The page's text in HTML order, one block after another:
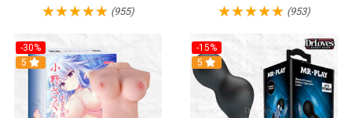
(955) (953)
-30%
Hot
5
-15%
Hot
5